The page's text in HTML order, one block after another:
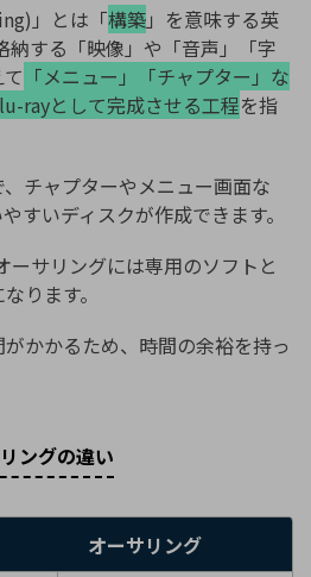
」とは「構築」を意味する英
納する「映像」や「音声」「字
「メニュー」「チャプター」な
rayとして完成させる工程を指
チャプターやメニュー画面な
すいディスクが作成できます。
ーサリングには専用のソフトと
ります。
かかるため、時間の余裕を持っ
ングの違い
オーサリング